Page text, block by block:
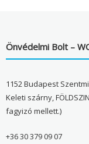
Önvédelmi Bolt –
1152 Budapest
Keleti szárny,
fagyizó mellett.)
+36 30 379 09 07